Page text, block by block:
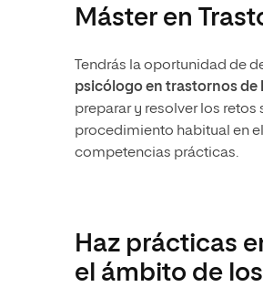
Máster en
Tendrás la oportunidad de
psicólogo en trastornos de
preparar y resolver los retos
procedimiento habitual en
competencias prácticas.
Haz prácticas
el ámbito de